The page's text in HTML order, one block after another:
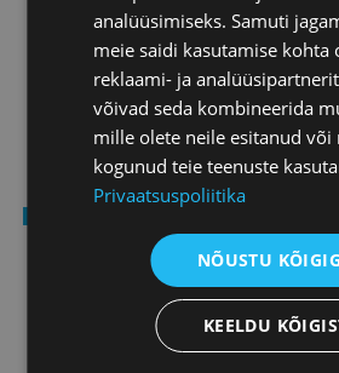
võimalik menetlusdokument
toimetada, eelistades jätkuvalt
kättetoimetamist.
kättetoimetamine postkasti
jätkuvalt üheks viimaseks
kättetoimetamise viisiks.
Euroopa täitekorralduse tõendi
toimetada kätte võlgnikule või
määrus kinnituse
näe ning see on jäetud riigisisese
analüüsimiseks. Samuti
meie saidi kasutamise kohta
reklaami- ja
võivad seda kombineerida
mille olete neile esitanud või
kogunud teie teenuste
Privaatsuspoliitika
NÕUSTU
KEELDU